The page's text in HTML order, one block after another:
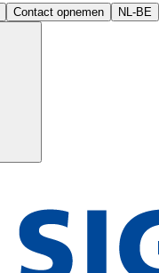
Contact opnemen NL-BE